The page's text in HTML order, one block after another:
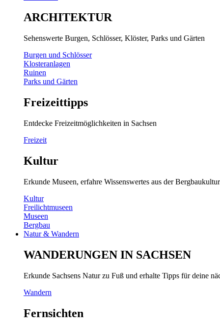
ARCHITEKTUR
Sehenswerte Burgen, Schlösser, Klöster, Parks und Gärten
Burgen und Schlösser
Klosteranlagen
Ruinen
Parks und Gärten
Freizeittipps
Entdecke Freizeitmöglichkeiten in Sachsen
Freizeit
Kultur
Erkunde Museen, erfahre Wissenswertes aus der
Kultur
Freilichtmuseen
Museen
Bergbau
Natur & Wandern
WANDERUNGEN IN SACHSEN
Erkunde Sachsens Natur zu Fuß und erhalte Tipps für deine
Wandern
Fernsichten